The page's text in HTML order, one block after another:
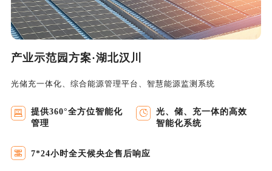
产业示范园方案·湖北汉川
光储充一体化、综合能源管理平台、智慧能源监测系统
提供360°全方位智能化
管理
光、储、充一体的高效
智能化系统
7*24小时全天候央企售后响应